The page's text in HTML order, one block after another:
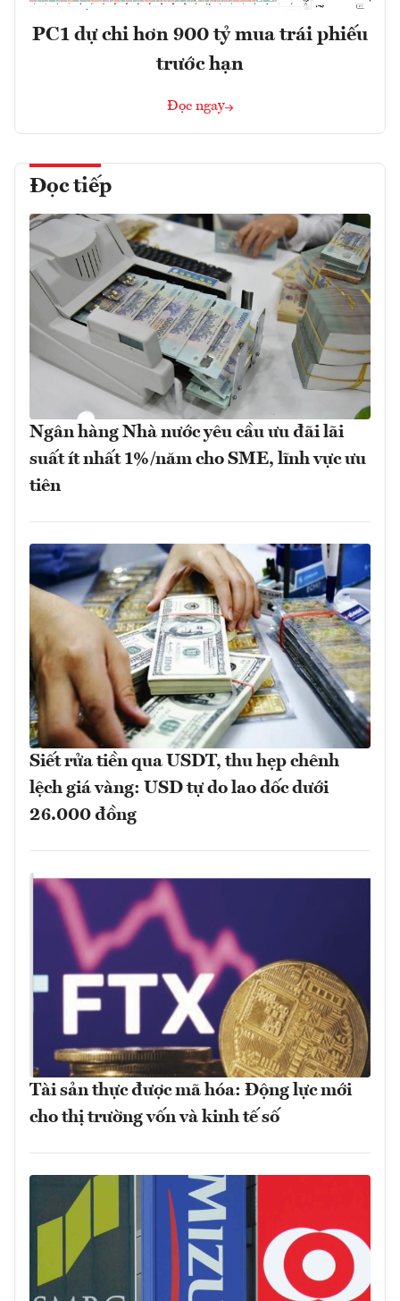
PC1 dự chi hơn 900 tỷ mua trái phiếu
trước hạn
Đọc ngay
Đọc tiếp
Ngân hàng Nhà nước yêu cầu ưu đãi lãi
suất ít nhất 1%/năm cho SME, lĩnh vực ưu
tiên
Siết rửa tiền qua USDT, thu hẹp chênh
lệch giá vàng: USD tự do lao dốc dưới
26.000 đồng
Tài sản thực được mã hóa: Động lực mới
cho thị trường vốn và kinh tế số